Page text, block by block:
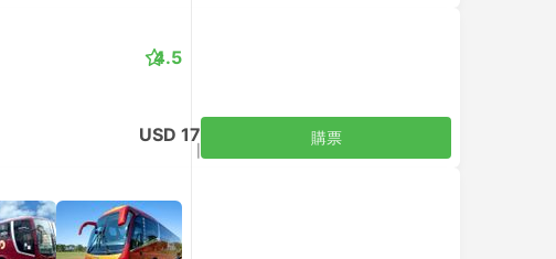
4.5
USD 17 購票